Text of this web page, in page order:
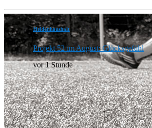
Heldenhaushalt
Projekt 52 im August: Glücksgefühl
vor 1 Stunde